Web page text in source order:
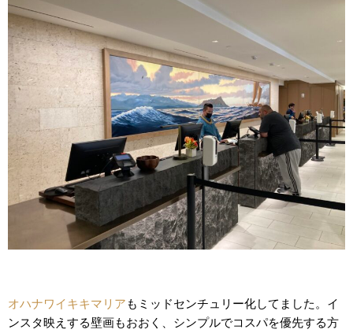
オハナワイキキマリアもミッドセンチュリー化してました。イ
ンスタ映えする壁画もおおく、シンプルでコスパを優先する方